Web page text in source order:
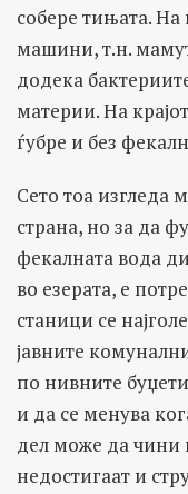
собере тињата.
машини, т.н.
додека
материи. На
ѓубре и без
Сето тоа изгледа
страна, но за да
фекалната вода
во езерата, е
станици се
јавните
по нивните
и да се менува
дел може да чини
недостигаат и